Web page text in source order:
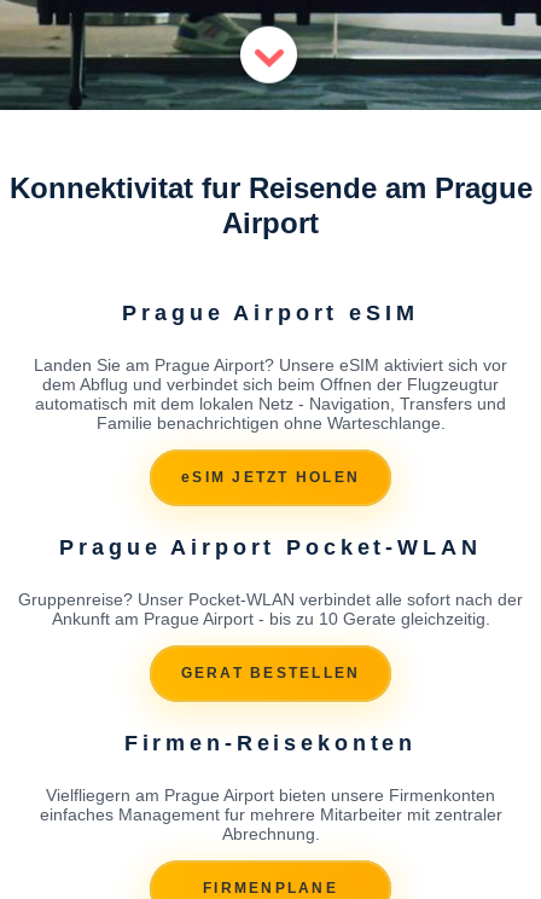
Konnektivitat fur Reisende am Prague
Airport
Prague Airport eSIM
Landen Sie am Prague Airport? Unsere eSIM aktiviert sich vor
dem Abflug und verbindet sich beim Offnen der Flugzeugtur
automatisch mit dem lokalen Netz - Navigation, Transfers und
Familie benachrichtigen ohne Warteschlange.
eSIM JETZT HOLEN
Prague Airport Pocket-WLAN
Gruppenreise? Unser Pocket-WLAN verbindet alle sofort nach der
Ankunft am Prague Airport - bis zu 10 Gerate gleichzeitig.
GERAT BESTELLEN
Firmen-Reisekonten
Vielfliegern am Prague Airport bieten unsere Firmenkonten
einfaches Management fur mehrere Mitarbeiter mit zentraler
Abrechnung.
FIRMENPLANE